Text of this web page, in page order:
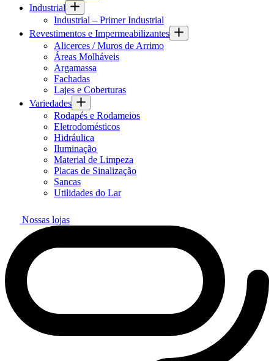
Industrial
Industrial – Primer Industrial
Revestimentos e Impermeabilizantes
Alicerces / Muros de Arrimo
Áreas Molháveis
Argamassa
Fachadas
Lajes e Coberturas
Variedades
Rodapés e Rodameios
Eletrodomésticos
Hidráulica
Iluminação
Material de Limpeza
Placas de Sinalização
Sancas
Utilidades do Lar
Nossas lojas